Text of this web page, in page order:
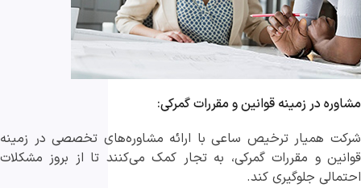
مشاوره در زمینه قوانین و مقررات گمرکی:
شرکت‌ همیار ترخیص ساعی با ارائه مشاوره‌های تخصصی در زمینه
قوانین و مقررات گمرکی، به تجار کمک می‌کنند تا از بروز مشکلات
احتمالی جلوگیری کند.